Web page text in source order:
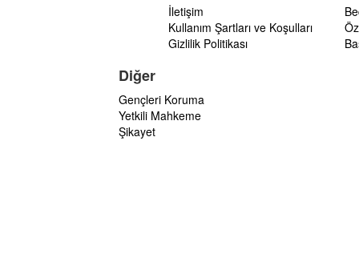
İletişim
Kullanım Şartları ve Koşulları
Gizlilik Politikası
Diğer
Gençleri Koruma
Yetkili Mahkeme
Şikayet